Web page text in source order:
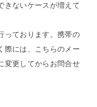
きないケースが増えて
っております。携帯の
際には、こちらのメー
変更してからお問合せ